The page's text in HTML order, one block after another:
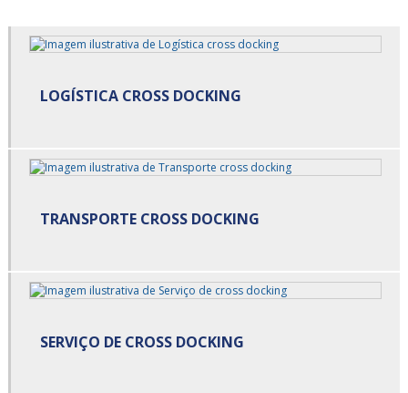
Armazenagem para alimentos refrigerados preço
Carga cross docking
Carga fracionada
LOGÍSTICA CROSS DOCKING
TRANSPORTE CROSS DOCKING
SERVIÇO DE CROSS DOCKING